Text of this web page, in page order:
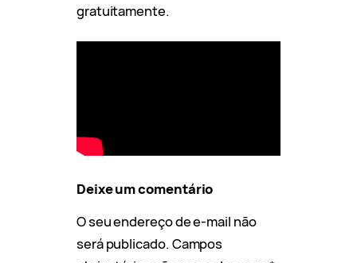
gratuitamente.
Deixe um comentário
O seu endereço de e-mail não
será publicado. Campos